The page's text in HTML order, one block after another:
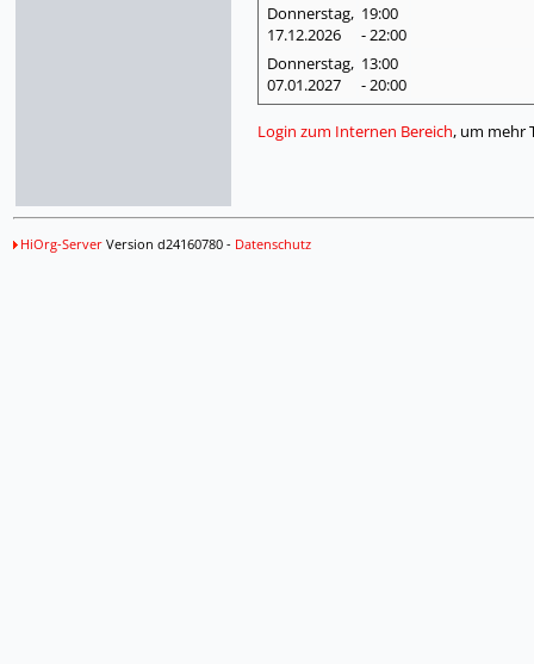
Donnerstag,
17.12.2026
19:00
- 22:00
Donnerstag,
07.01.2027
13:00
- 20:00
Login zum Internen Bereich, um mehr
HiOrg-ServerVersion d24160780 - Datenschutz